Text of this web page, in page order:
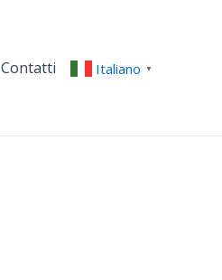
Contatti Italiano ▼